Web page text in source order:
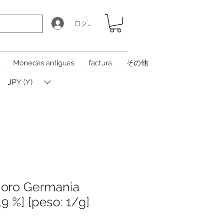
ログイン
Monedas antiguas factura その他
JPY (¥)
Germania
%] [peso: 1/g]